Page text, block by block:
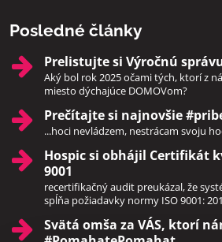
Posledné články
Prelistujte si Výročnú
Aký bol rok 2025 očami tých, ktorí z
miesto dýchajúce DOMOVom?
Prečítajte si najnovšie
...hoci nevládzem, nestrácam svoju
Hospic si obhájil Certifikát
9001
recertifikačný audit preukázal, že
spĺňa požiadavky normy ISO 9001:
Svätá omša za VÁS, ktorí